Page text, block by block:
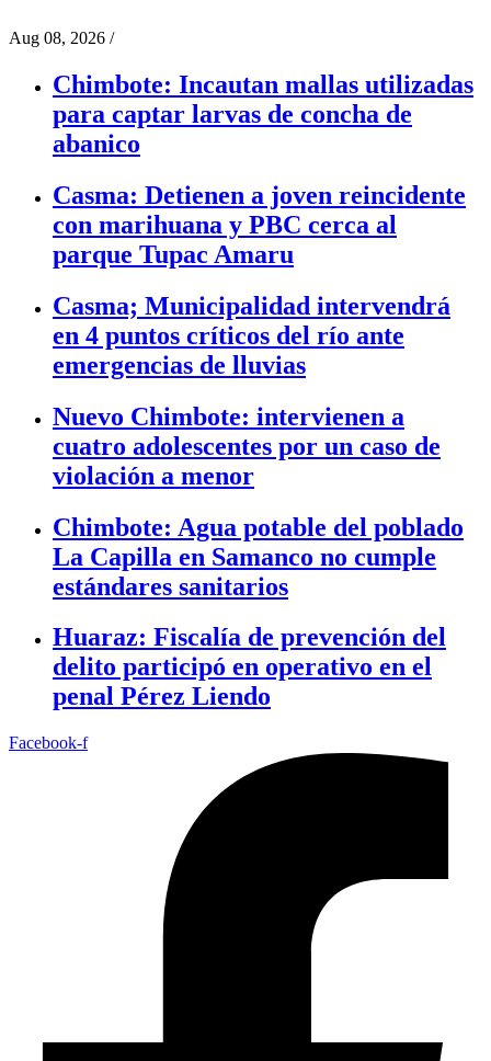
Aug 08, 2026 /
Chimbote: Incautan mallas utilizadas
para captar larvas de concha de
abanico
Casma: Detienen a joven reincidente
con marihuana y PBC cerca al
parque Tupac Amaru
Casma; Municipalidad intervendrá
en 4 puntos críticos del río ante
emergencias de lluvias
Nuevo Chimbote: intervienen a
cuatro adolescentes por un caso de
violación a menor
Chimbote: Agua potable del poblado
La Capilla en Samanco no cumple
estándares sanitarios
Huaraz: Fiscalía de prevención del
delito participó en operativo en el
penal Pérez Liendo
Facebook-f